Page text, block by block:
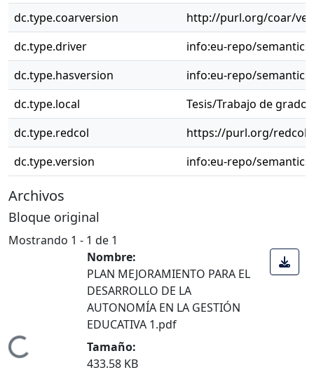
dc.type.coarversion
http://purl.org/coar/
dc.type.driver
info:eu-repo/
dc.type.hasversion
info:eu-repo/
dc.type.local
Tesis/Trabajo de grado
dc.type.redcol
https://purl.org/redcol/
dc.type.version
info:eu-repo/
Archivos
Bloque original
Mostrando 1 - 1 de 1
Nombre:
PLAN MEJORAMIENTO PARA EL
DESARROLLO DE LA
AUTONOMÍA EN LA GESTIÓN
EDUCATIVA 1.pdf
Tamaño:
433.58 KB